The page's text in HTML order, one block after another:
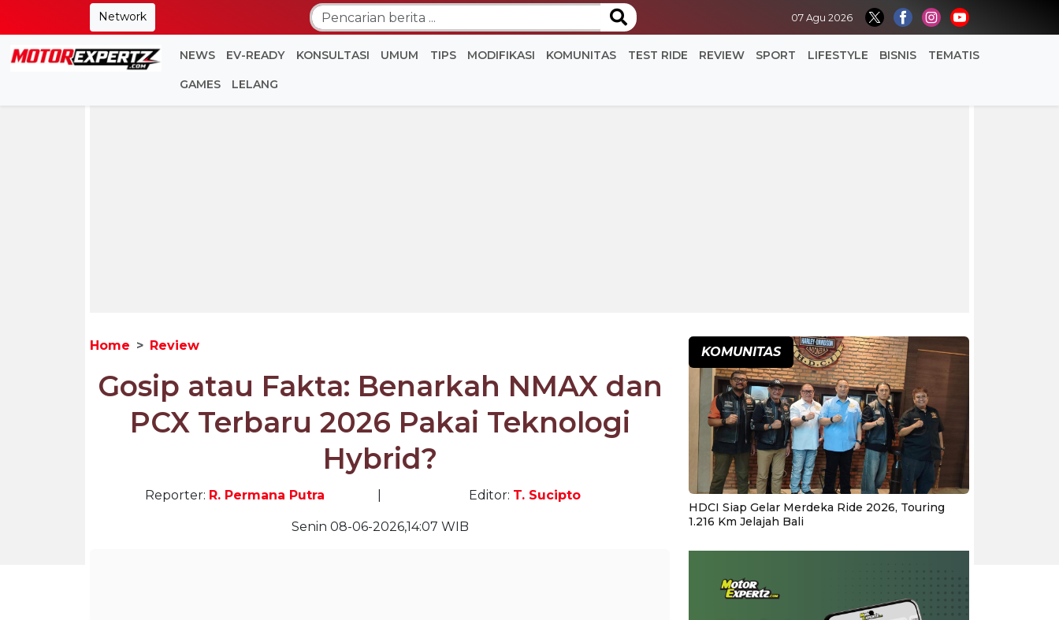
Network 07 Agu 2026
NEWS EV-READY KONSULTASI UMUM TIPS MODIFIKASI KOMUNITAS TEST RIDE REVIEW SPORT LIFESTYLE BISNIS TEMATIS
GAMES LELANG
Home Review
Gosip atau Fakta: Benarkah NMAX dan
PCX Terbaru 2026 Pakai Teknologi
Hybrid?
Reporter: R. Permana Putra Editor: T. Sucipto
Senin 08-06-2026,14:07 WIB
KOMUNITAS
HDCI Siap Gelar Merdeka Ride 2026, Touring
1.216 Km Jelajah Bali